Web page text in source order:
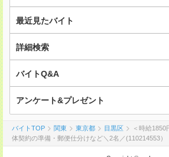
最近見たバイト
詳細検索
バイトQ&A
アンケート&プレゼント
バイトTOP 関東 東京都 目黒区
＜時給1850
体契約の準備・郵便仕分けなど＼2名／(110214553）